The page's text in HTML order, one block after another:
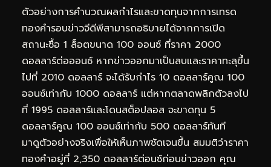
ตัวอย่างการคำนวณผลกำไรและขาดทุนจากการเทรด
ทองคำรอบข่าวจีดีพีสามารถอธิบายได้จากการเปิด
สถานะซื้อ 1 ล็อตขนาด 100 ออนซ์ ที่ราคา 2000
ดอลลาร์ต่อออนซ์ หากข่าวออกมาเป็นลบและราคาทะลุขึ้น
ไปที่ 2010 ดอลลาร์ จะได้รับกำไร 10 ดอลลาร์คูณ 100
ออนซ์เท่ากับ 1000 ดอลลาร์ แต่หากตลาดพลิกตัวลงไป
ที่ 1995 ดอลลาร์และโดนสต็อปลอส จะขาดทุน 5
ดอลลาร์คูณ 100 ออนซ์เท่ากับ 500 ดอลลาร์ทันที
มาดูตัวอย่างจริงเพื่อให้เห็นภาพชัดเจนขึ้น สมมติว่าราคา
ทองคำอยู่ที่ 2,350 ดอลลาร์ต่อนซ์ก่อนข่าวออก คุณ